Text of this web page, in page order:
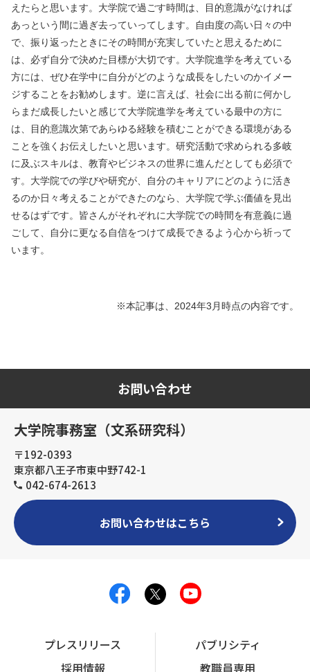
えたらと思います。大学院で過ごす時間は、目的意識がなければ
あっという間に過ぎ去っていってします。自由度の高い日々の中
で、振り返ったときにその時間が充実していたと思えるために
は、必ず自分で決めた目標が大切です。大学院進学を考えている
方には、ぜひ在学中に自分がどのような成長をしたいのかイメー
ジすることをお勧めします。逆に言えば、社会に出る前に何かし
らまだ成長したいと感じて大学院進学を考えている最中の方に
は、目的意識次第であらゆる経験を積むことができる環境がある
ことを強くお伝えしたいと思います。研究活動で求められる多岐
に及ぶスキルは、教育やビジネスの世界に進んだとしても必須で
す。大学院での学びや研究が、自分のキャリアにどのように活き
るのか日々考えることができたのなら、大学院で学ぶ価値を見出
せるはずです。皆さんがそれぞれに大学院での時間を有意義に過
ごして、自分に更なる自信をつけて成長できるよう心から祈って
います。
※本記事は、2024年3月時点の内容です。
お問い合わせ
大学院事務室（文系研究科）
〒192-0393
東京都八王子市東中野742-1
042-674-2613
お問い合わせはこちら
プレスリリース
パブリシティ
採用情報
教職員専用